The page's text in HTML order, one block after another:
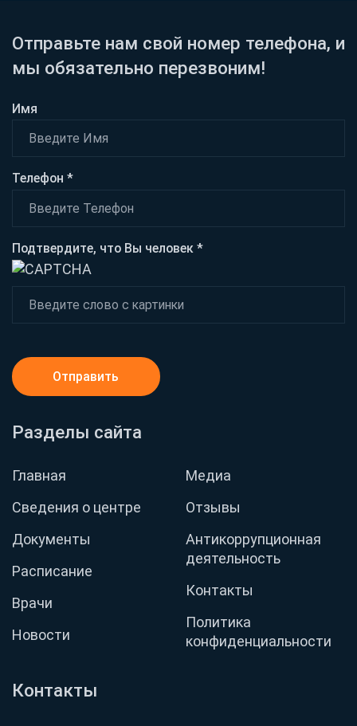
Контакты
Разделы сайта
Главная
Сведения о центре
Документы
Расписание
Врачи
Новости
Медиа
Отзывы
Антикоррупционная
деятельность
Контакты
Политика
конфиденциальности
Отправьте нам свой номер телефона, и
мы обязательно перезвоним!
Имя
Телефон *
Подтвердите, что Вы человек *
Отправить